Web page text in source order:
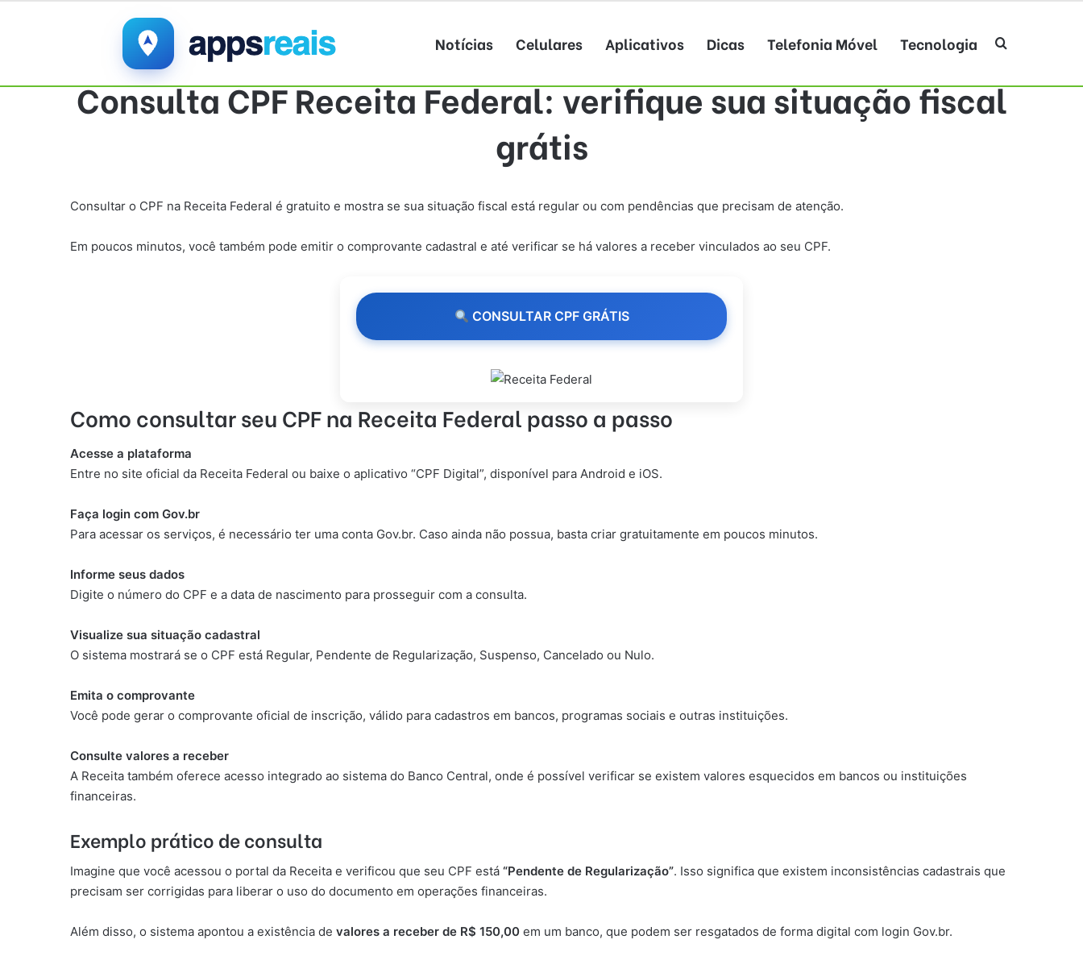
Notícias Celulares Aplicativos Dicas Telefonia Móvel Tecnologia Procurar por
Consulta CPF Receita Federal: verifique sua situação fiscal
grátis
Consultar o CPF na Receita Federal é gratuito e mostra se sua situação fiscal está regular ou com pendências que precisam de atenção.
Em poucos minutos, você também pode emitir o comprovante cadastral e até verificar se há valores a receber vinculados ao seu CPF.
CONSULTAR CPF GRÁTIS
Como consultar seu CPF na Receita Federal passo a passo
Acesse a plataforma
Entre no site oficial da Receita Federal ou baixe o aplicativo “CPF Digital”, disponível para Android e iOS.
Faça login com Gov.br
Para acessar os serviços, é necessário ter uma conta Gov.br. Caso ainda não possua, basta criar gratuitamente em poucos minutos.
Informe seus dados
Digite o número do CPF e a data de nascimento para prosseguir com a consulta.
Visualize sua situação cadastral
O sistema mostrará se o CPF está Regular, Pendente de Regularização, Suspenso, Cancelado ou Nulo.
Emita o comprovante
Você pode gerar o comprovante oficial de inscrição, válido para cadastros em bancos, programas sociais e outras instituições.
Consulte valores a receber
A Receita também oferece acesso integrado ao sistema do Banco Central, onde é possível verificar se existem valores esquecidos em bancos ou instituições
financeiras.
Exemplo prático de consulta
Imagine que você acessou o portal da Receita e verificou que seu CPF está “Pendente de Regularização”. Isso significa que existem inconsistências cadastrais que
precisam ser corrigidas para liberar o uso do documento em operações financeiras.
Além disso, o sistema apontou a existência de valores a receber de R$ 150,00 em um banco, que podem ser resgatados de forma digital com login Gov.br.